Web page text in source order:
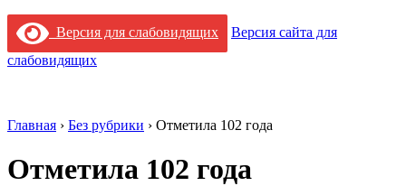
Версия для слабовидящих
Версия сайта для
слабовидящих
Главная › Без рубрики › Отметила 102 года
Отметила 102 года